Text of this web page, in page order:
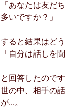
「あなたは友だ
多いですか？」
すると結果はど
「自分は話しを
と回答したのです
世の中、相手の
が...。